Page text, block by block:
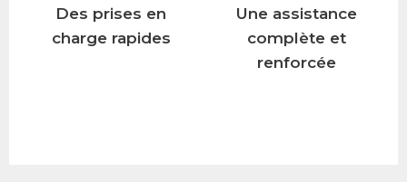
Des prises en
charge rapides
Une assistance
complète et
renforcée